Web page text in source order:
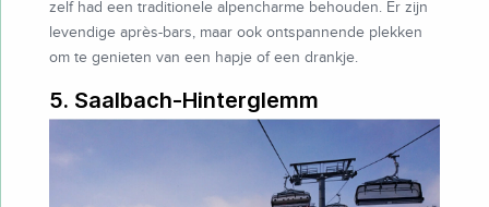
zelf had een traditionele alpencharme behouden. Er zijn
levendige après-bars, maar ook ontspannende plekken
om te genieten van een hapje of een drankje.
5. Saalbach-Hinterglemm